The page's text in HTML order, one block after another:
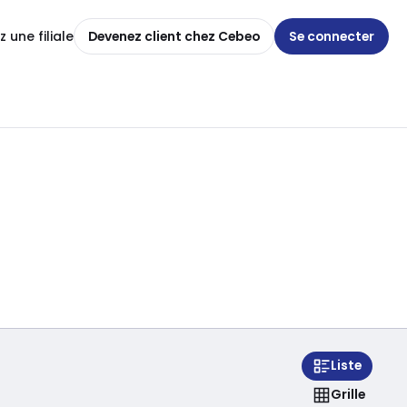
une filiale Devenez client chez Cebeo Se connecter
Liste
Grille